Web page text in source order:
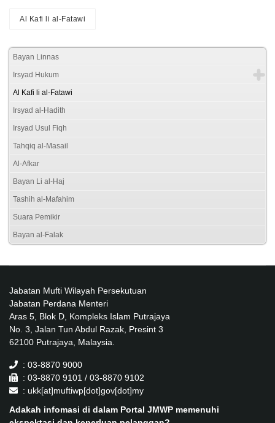
Al Kafi li al-Fatawi
Bayan Linnas
Irsyad Hukum
Al Kafi li al-Fatawi
Irsyad al-Hadith
Irsyad Usul Fiqh
Tahqiq al-Masail
Al-Afkar
Bayan Li al-Haj
Tashih al-Mafahim
Suara Pemikir
Bayan al-Falak
Jabatan Mufti Wilayah Persekutuan
Jabatan Perdana Menteri
Aras 5, Blok D, Kompleks Islam Putrajaya
No. 3, Jalan Tun Abdul Razak, Presint 3
62100 Putrajaya, Malaysia.
: 03-8870 9000
: 03-8870 9101 / 03-8870 9102
: ukk[at]muftiwp[dot]gov[dot]my
Adakah infomasi di dalam Portal JMWP memenuhi